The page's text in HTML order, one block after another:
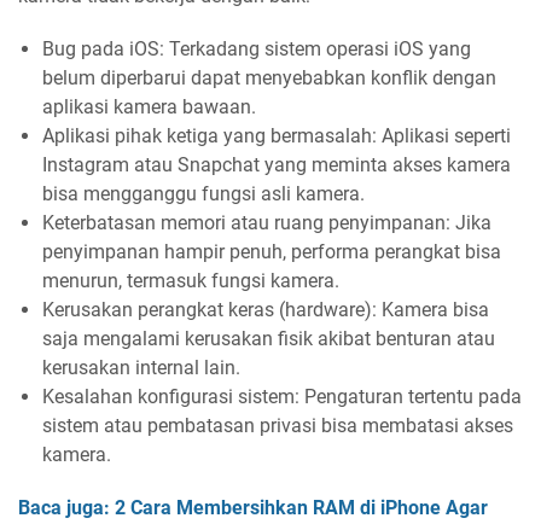
Bug pada iOS: Terkadang sistem operasi iOS yang
belum diperbarui dapat menyebabkan konflik dengan
aplikasi kamera bawaan.
Aplikasi pihak ketiga yang bermasalah: Aplikasi seperti
Instagram atau Snapchat yang meminta akses kamera
bisa mengganggu fungsi asli kamera.
Keterbatasan memori atau ruang penyimpanan: Jika
penyimpanan hampir penuh, performa perangkat bisa
menurun, termasuk fungsi kamera.
Kerusakan perangkat keras (hardware): Kamera bisa
saja mengalami kerusakan fisik akibat benturan atau
kerusakan internal lain.
Kesalahan konfigurasi sistem: Pengaturan tertentu pada
sistem atau pembatasan privasi bisa membatasi akses
kamera.
Baca juga: 2 Cara Membersihkan RAM di iPhone Agar